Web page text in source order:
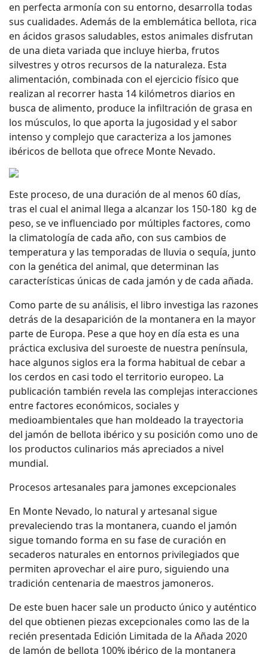
en perfecta armonía con su entorno, desarrolla todas
sus cualidades. Además de la emblemática bellota, rica
en ácidos grasos saludables, estos animales disfrutan
de una dieta variada que incluye hierba, frutos
silvestres y otros recursos de la naturaleza. Esta
alimentación, combinada con el ejercicio físico que
realizan al recorrer hasta 14 kilómetros diarios en
busca de alimento, produce la infiltración de grasa en
los músculos, lo que aporta la jugosidad y el sabor
intenso y complejo que caracteriza a los jamones
ibéricos de bellota que ofrece Monte Nevado.
Este proceso, de una duración de al menos 60 días,
tras el cual el animal llega a alcanzar los 150-180 kg de
peso, se ve influenciado por múltiples factores, como
la climatología de cada año, con sus cambios de
temperatura y las temporadas de lluvia o sequía, junto
con la genética del animal, que determinan las
características únicas de cada jamón y de cada añada.
Como parte de su análisis, el libro investiga las razones
detrás de la desaparición de la montanera en la mayor
parte de Europa. Pese a que hoy en día esta es una
práctica exclusiva del suroeste de nuestra península,
hace algunos siglos era la forma habitual de cebar a
los cerdos en casi todo el territorio europeo. La
publicación también revela las complejas interacciones
entre factores económicos, sociales y
medioambientales que han moldeado la trayectoria
del jamón de bellota ibérico y su posición como uno de
los productos culinarios más apreciados a nivel
mundial.
Procesos artesanales para jamones excepcionales
En Monte Nevado, lo natural y artesanal sigue
prevaleciendo tras la montanera, cuando el jamón
sigue tomando forma en su fase de curación en
secaderos naturales en entornos privilegiados que
permiten aprovechar el aire puro, siguiendo una
tradición centenaria de maestros jamoneros.
De este buen hacer sale un producto único y auténtico
del que obtienen piezas excepcionales como las de la
recién presentada Edición Limitada de la Añada 2020
de Jamón de bellota 100% ibérico de la montanera